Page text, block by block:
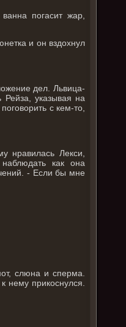
погасит жар,
и он вздохнул
дел. Львица-
указывая на
с кем-то,
нравилась Лекси,
как она
- Если бы мне
слюна и сперма.
нему прикоснулся.